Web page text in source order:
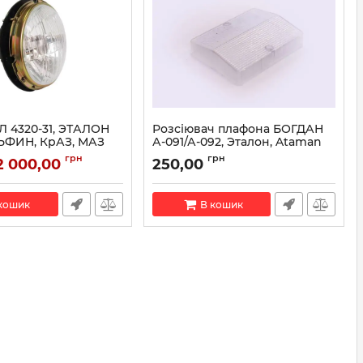
4320-31, ЭТАЛОН
КрАЗ, МАЗ
(вир-во АВТОСВЕТ)
000,00 грн
Розсіювач плафона БОГДАН
А-091/А-092, Эталон, Ataman
112.3714 (вир-во АЕА)
Артикул: 112.3714
250,00 грн
В кошик